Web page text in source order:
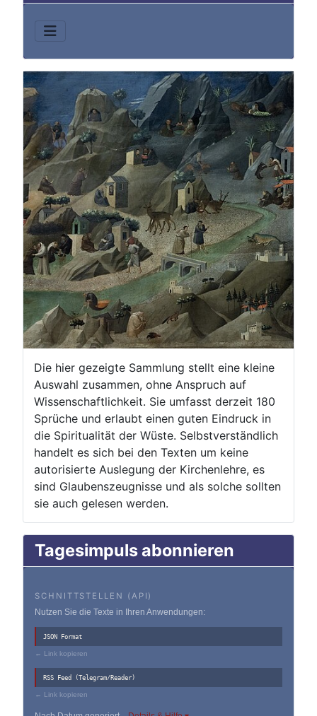
Die hier gezeigte Sammlung stellt eine kleine
Auswahl zusammen, ohne Anspruch auf
Wissenschaftlichkeit. Sie umfasst derzeit 180
Sprüche und erlaubt einen guten Eindruck in
die Spiritualität der Wüste. Selbstverständlich
handelt es sich bei den Texten um keine
autorisierte Auslegung der Kirchenlehre, es
sind Glaubenszeugnisse und als solche sollten
sie auch gelesen werden.
Tagesimpuls abonnieren
SCHNITTSTELLEN (API)
Nutzen Sie die Texte in Ihren Anwendungen:
JSON Format
← Link kopieren
RSS Feed (Telegram/Reader)
← Link kopieren